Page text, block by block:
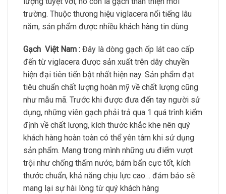
trường. Thuộc thương hiệu viglacera nổi tiếng lâu
năm, sản phẩm được nhiều khách hàng tin dùng
Gạch Việt Nam : Đây là dòng gạch ốp lát cao cấp
đến từ viglacera được sản xuất trên dây chuyền
hiện đại tiên tiến bật nhất hiện nay. Sản phẩm đạt
tiêu chuẩn chất lượng hoàn mỹ về chất lượng cũng
như mẫu mã. Trước khi được đưa đến tay người sử
dụng, những viên gạch phải trả qua 1 quá trình kiểm
định về chất lượng, kích thước khắc khe nên quý
khách hàng hoàn toàn có thể yên tâm khi sử dụng
sản phẩm. Mang trong mình những ưu điểm vượt
trội như chống thấm nước, bám bẩn cực tốt, kích
thước chuẩn, khả năng chịu lực cao… đảm bảo sẽ
mang lại sự hài lòng từ quý khách hàng